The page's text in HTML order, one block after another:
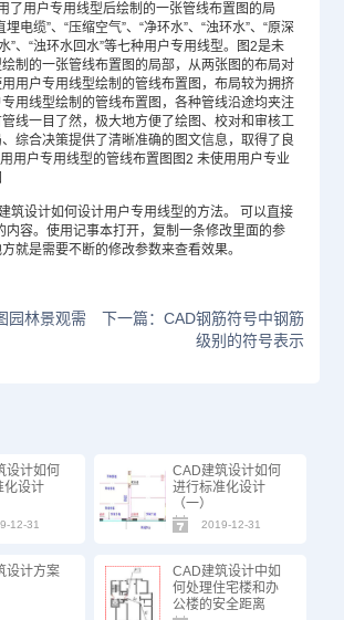
了用户专用线型后绘制的一张管线布置图的局
电缆”、“压缩空气”、“净环水”、“浊环水”、“原深
”、“浊环水回水”等七种用户专用线型。图2是未
制的一张管线布置图的局部，从两张图的布局对
用户专用线型绘制的管线布置图，布局较为拥挤
用线型绘制的管线布置图，各种管线沿途均夹注
线一目了然，极大地方便了绘图、校对和审核工
综合决策提供了清晰准确的图文信息，取得了良
用户专用线型的管线布置图图2 未使用用户专业
筑设计如何设计用户专用线型的方法。 可以直接
内容。使用记事本打开，复制一条修改里面的参
就是需要不断的修改参数来查看效果。
园林景观需
下一篇：CAD钢筋符号中钢筋
级别的符号表示
设计如何
化设计
12-31
CAD建筑设计如何
进行标准化设计
（一）
2019-12-31
设计方案
CAD建筑设计中如
何处理住宅楼和办
公楼的安全距离